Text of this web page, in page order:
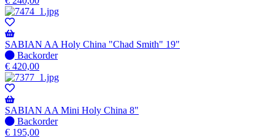
voorraad
-
Wordt
verzonden
wanneer
beschikbaar
SABIAN AA Holy China "Chad Smith" 19"
Niet
op
voorraad
-
Wordt
verzonden
wanneer
beschikbaar
Backorder
€ 420,00
SABIAN AA Mini Holy China 8"
Niet
op
Backorder
€ 195,00